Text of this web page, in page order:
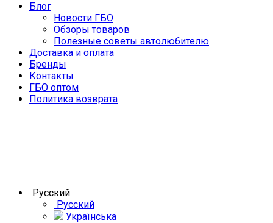
Блог
Новости ГБО
Обзоры товаров
Полезные советы автолюбителю
Доставка и оплата
Бренды
Контакты
ГБО оптом
Политика возврата
Русский
Русский
Українська